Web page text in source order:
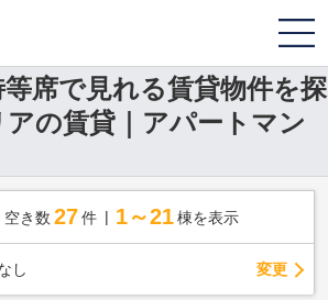
席で見れる賃貸物件を探
の賃貸｜アパートマン
空き数 27 件 1～21 棟を表示
し 変更